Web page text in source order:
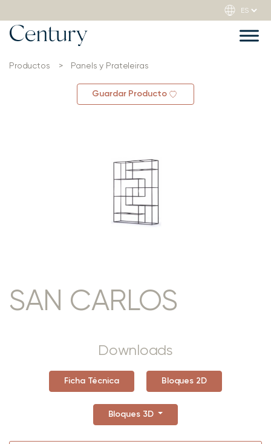
Productos > Panels y Prateleiras
Guardar Producto
SAN CARLOS
Downloads
Ficha Técnica Bloques 2D
Bloques 3D